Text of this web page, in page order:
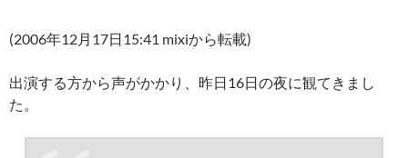
(2006年12月17日15:41 mixiから転載)
出演する方から声がかかり、昨日16日の夜に観てきまし
た。